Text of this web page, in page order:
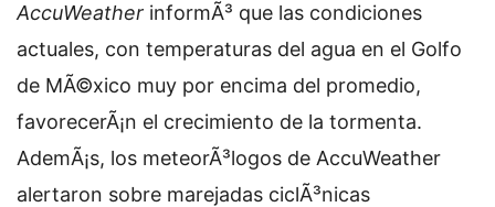
AccuWeather informÃ³ que las condiciones
actuales, con temperaturas del agua en el Golfo
de MÃ©xico muy por encima del promedio,
favorecerÃ¡n el crecimiento de la tormenta.
AdemÃ¡s, los meteorÃ³logos de AccuWeather
alertaron sobre marejadas ciclÃ³nicas